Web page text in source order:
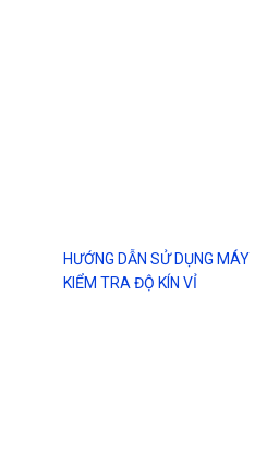
HƯỚNG DẪN SỬ DỤNG MÁY
KIỂM TRA ĐỘ KÍN VỈ